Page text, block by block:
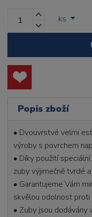
ks
Popis zboží
• Dvouvrstvé velmi
výroby s povrchem
• Díky použití
zuby výjimečně tvrdé
• Garantujeme Vám
skvělou odolnost proti
• Zuby jsou dodávány